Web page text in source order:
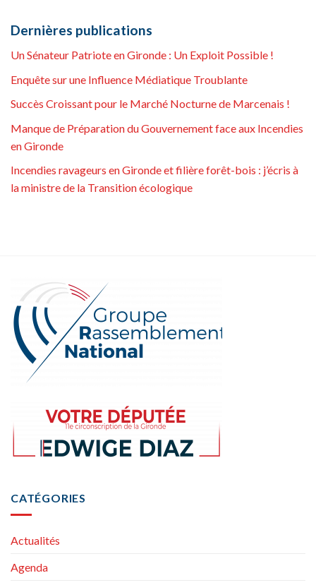
Dernières publications
Un Sénateur Patriote en Gironde : Un Exploit Possible !
Enquête sur une Influence Médiatique Troublante
Succès Croissant pour le Marché Nocturne de Marcenais !
Manque de Préparation du Gouvernement face aux Incendies
en Gironde
Incendies ravageurs en Gironde et filière forêt-bois : j’écris à
la ministre de la Transition écologique
CATÉGORIES
Actualités
Agenda